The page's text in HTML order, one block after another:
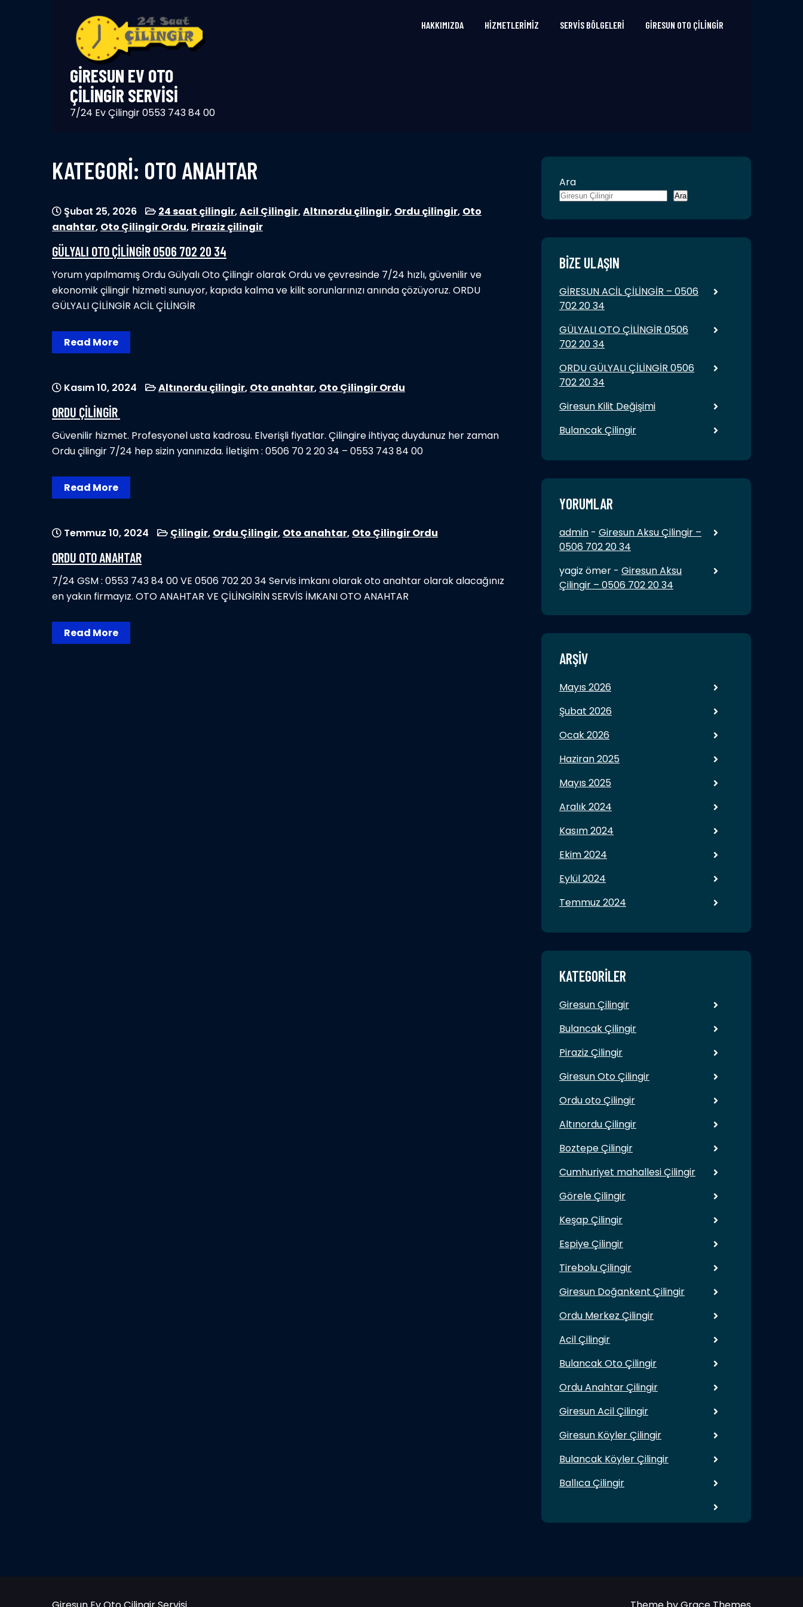
GIRESUN EV OTO
ÇILINGIR SERVISI
7/24 Ev Çilingir 0553 743 84 00
HAKKIMIZDA HIZMETLERIMIZ SERVIS BÖLGELERI GIRESUN OTO ÇILINGIR
KATEGORI: OTO ANAHTAR
Şubat 25, 2026 24 saat çilingir,Acil Çilingir,Altınordu çilingir, Ordu çilingir, Oto
anahtar, Oto Çilingir Ordu, Piraziz çilingir
GÜLYALI OTO ÇİLİNGİR 0506 702 20 34
Yorum yapılmamış Ordu Gülyalı Oto Çilingir olarak Ordu ve çevresinde 7/24 hızlı, güvenilir ve
ekonomik çilingir hizmeti sunuyor, kapıda kalma ve kilit sorunlarınızı anında çözüyoruz. ORDU
GÜLYALI ÇİLİNGİR ACİL ÇİLİNGİR
Read More
Kasım 10, 2024 Altınordu çilingir, Oto anahtar, Oto Çilingir Ordu
ORDU ÇILINGIR
Güvenilir hizmet. Profesyonel usta kadrosu. Elverişli fiyatlar. Çilingire ihtiyaç duydunuz her zaman
Ordu çilingir 7/24 hep sizin yanınızda. İletişim : 0506 70 2 20 34 – 0553 743 84 00
Read More
Temmuz 10, 2024 Çilingir, Ordu Çilingir, Oto anahtar, Oto Çilingir Ordu
ORDU OTO ANAHTAR
7/24 GSM : 0553 743 84 00 VE 0506 702 20 34 Servis imkanı olarak oto anahtar olarak alacağınız
en yakın firmayız. OTO ANAHTAR VE ÇİLİNGİRİN SERVİS İMKANI OTO ANAHTAR
Read More
Ara
Ara
BIZE ULAŞIN
GİRESUN ACİL ÇİLİNGİR – 0506
702 20 34
GÜLYALI OTO ÇİLİNGİR 0506
702 20 34
ORDU GÜLYALI ÇİLİNGİR 0506
702 20 34
Giresun Kilit Değişimi
Bulancak Çilingir
YORUMLAR
admin - Giresun Aksu Çilingir –
0506 702 20 34
yagiz ömer - Giresun Aksu
Çilingir – 0506 702 20 34
ARŞIV
Mayıs 2026
Şubat 2026
Ocak 2026
Haziran 2025
Mayıs 2025
Aralık 2024
Kasım 2024
Ekim 2024
Eylül 2024
Temmuz 2024
KATEGORILER
Giresun Çilingir
Bulancak Çilingir
Piraziz Çilingir
Giresun Oto Çilingir
Ordu oto Çilingir
Altınordu Çilingir
Boztepe Çilingir
Cumhuriyet mahallesi Çilingir
Görele Çilingir
Keşap Çilingir
Espiye Çilingir
Tirebolu Çilingir
Giresun Doğankent Çilingir
Ordu Merkez Çilingir
Acil Çilingir
Bulancak Oto Çilingir
Ordu Anahtar Çilingir
Giresun Acil Çilingir
Giresun Köyler Çilingir
Bulancak Köyler Çilingir
Ballıca Çilingir